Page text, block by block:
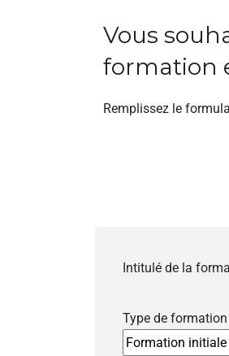
Vous
formation
Remplissez le
Intitulé de la
Type de formation